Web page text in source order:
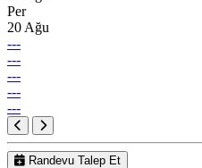
Per
20 Ağu
---
---
---
---
---
Randevu Talep Et